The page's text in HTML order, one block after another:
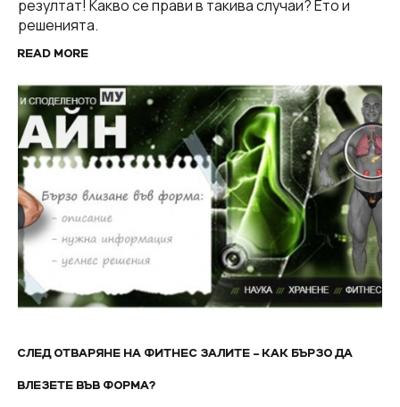
резултат! Какво се прави в такива случаи? Ето и
решенията.
READ MORE
СЛЕД ОТВАРЯНЕ НА ФИТНЕС ЗАЛИТЕ – КАК БЪРЗО ДА
ВЛЕЗЕТЕ ВЪВ ФОРМА?